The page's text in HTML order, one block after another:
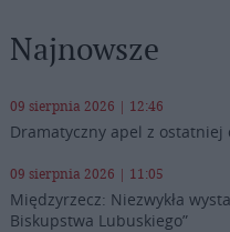
Najnowsze
09 sierpnia 2026 | 12:46
Dramatyczny apel z ostatniej
09 sierpnia 2026 | 11:05
Międzyrzecz: Niezwykła
Biskupstwa Lubuskiego”